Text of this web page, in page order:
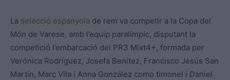
La selecció espanyola de rem va competir a la Copa del
Món de Varese, amb l’equip paralímpic, disputant la
competició l’embarcació del PR3 Mixt4+, formada per
Verónica Rodríguez, Josefa Benítez, Francisco Jesús San
Martín, Marc Vila i Anna González como timonel i Daniel